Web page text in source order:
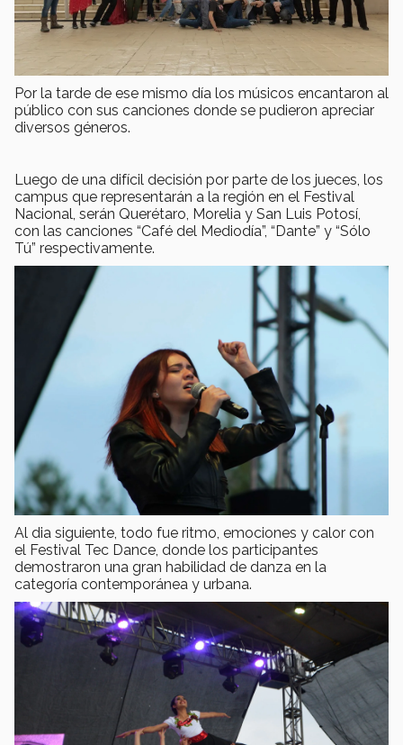
Por la tarde de ese mismo día los músicos encantaron al
público con sus canciones donde se pudieron apreciar
diversos géneros.
Luego de una difícil decisión por parte de los jueces, los
campus que representarán a la región en el Festival
Nacional, serán Querétaro, Morelia y San Luis Potosí,
con las canciones “Café del Mediodía”, “Dante” y “Sólo
Tú” respectivamente.
Al dia siguiente, todo fue ritmo, emociones y calor con
el Festival Tec Dance, donde los participantes
demostraron una gran habilidad de danza en la
categoría contemporánea y urbana.